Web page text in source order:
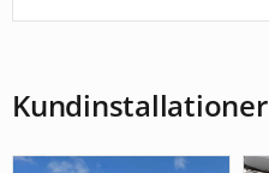
Kundinstallationer